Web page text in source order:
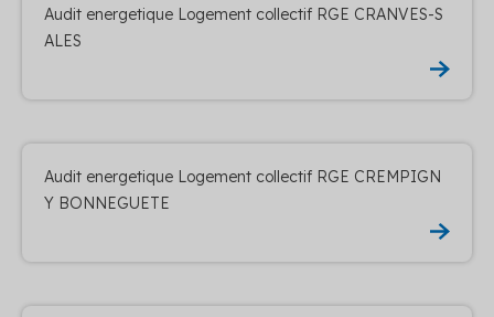
Audit energetique Logement collectif RGE CRANVES-S
ALES
Audit energetique Logement collectif RGE CREMPIGN
Y BONNEGUETE